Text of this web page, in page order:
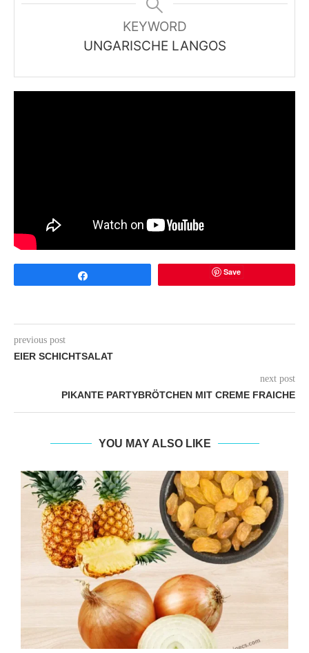
KEYWORD
UNGARISCHE LANGOS
Save
previous post
EIER SCHICHTSALAT
next post
PIKANTE PARTYBRÖTCHEN MIT CREME FRAICHE
YOU MAY ALSO LIKE